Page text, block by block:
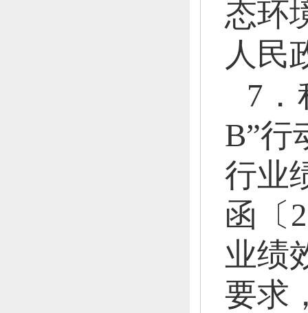
态环
人民
7
B”行
行业
函〔
业绩
要求